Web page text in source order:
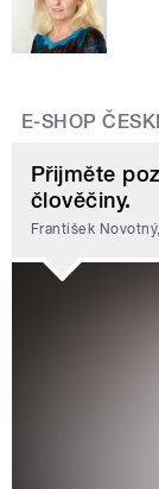
E-SHOP
Přijměte
člověčiny.
František